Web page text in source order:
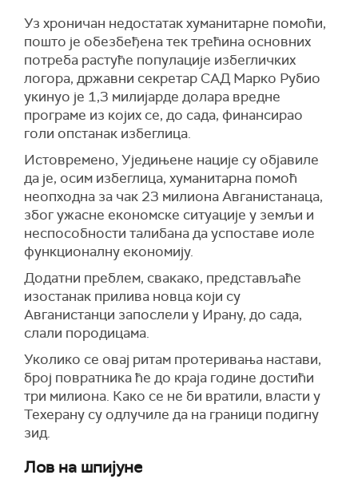
Уз хроничан недостатак хуманитарне помоћи,
пошто је обезбеђена тек трећина основних
потреба растуће популације избегличких
логора, државни секретар САД Марко Рубио
укинуо је 1,3 милијарде долара вредне
програме из којих се, до сада, финансирао
голи опстанак избеглица.
Истовремено, Уједињене нације су објавиле
да је, осим избеглица, хуманитарна помоћ
неопходна за чак 23 милиона Авганистанаца,
због ужасне економске ситуације у земљи и
неспособности талибана да успоставе иоле
функционалну економију.
Додатни преблем, свакако, представљаће
изостанак прилива новца који су
Авганистанци запослели у Ирану, до сада,
слали породицама.
Уколико се овај ритам протеривања настави,
број повратника ће до краја године достићи
три милиона. Како се не би вратили, власти у
Техерану су одлучиле да на граници подигну
зид.
Лов на шпијуне